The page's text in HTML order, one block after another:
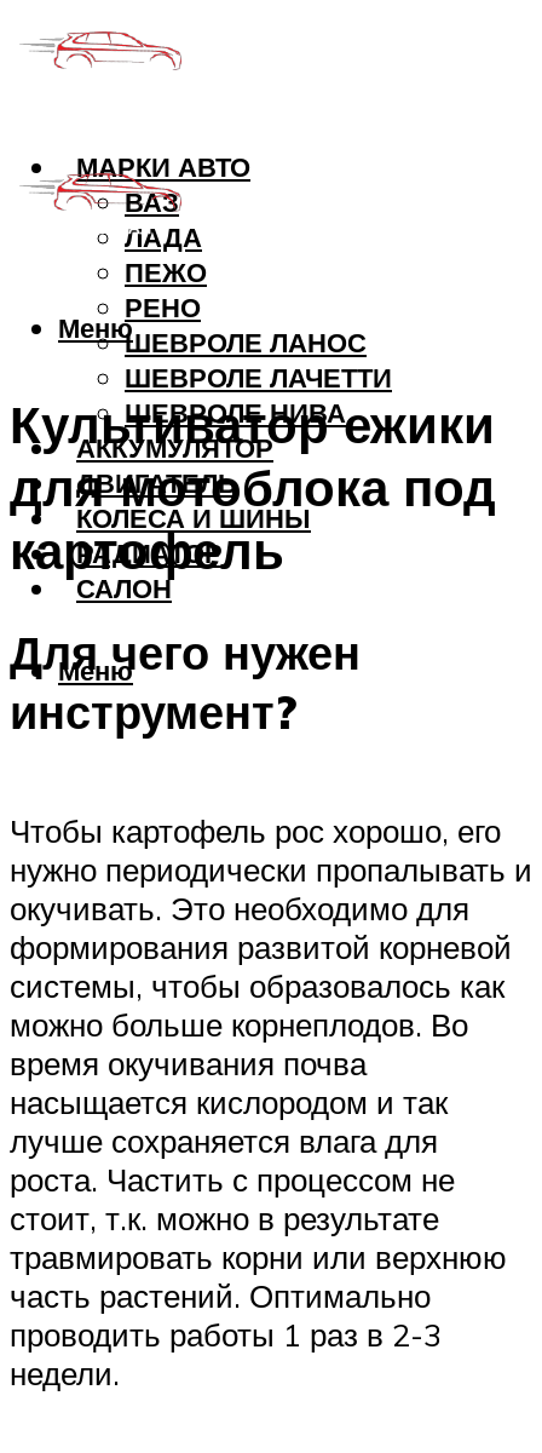
МАРКИ АВТО
ВАЗ
ЛАДА
ПЕЖО
РЕНО
ШЕВРОЛЕ ЛАНОС
ШЕВРОЛЕ ЛАЧЕТТИ
ШЕВРОЛЕ НИВА
АККУМУЛЯТОР
ДВИГАТЕЛЬ
КОЛЕСА И ШИНЫ
РАДИАТОР
САЛОН
Меню
Меню
Культиватор ежики
для мотоблока под
картофель
Для чего нужен
инструмент?
Чтобы картофель рос хорошо, его
нужно периодически пропалывать и
окучивать. Это необходимо для
формирования развитой корневой
системы, чтобы образовалось как
можно больше корнеплодов. Во
время окучивания почва
насыщается кислородом и так
лучше сохраняется влага для
роста. Частить с процессом не
стоит, т.к. можно в результате
травмировать корни или верхнюю
часть растений. Оптимально
проводить работы 1 раз в 2-3
недели.